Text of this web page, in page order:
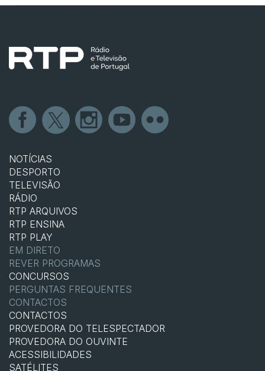
NOTÍCIAS
DESPORTO
TELEVISÃO
RÁDIO
RTP ARQUIVOS
RTP ENSINA
RTP PLAY
EM DIRETO
REVER PROGRAMAS
CONCURSOS
PERGUNTAS FREQUENTES
CONTACTOS
CONTACTOS
PROVEDORA DO TELESPECTADOR
PROVEDORA DO OUVINTE
ACESSIBILIDADES
SATÉLITES